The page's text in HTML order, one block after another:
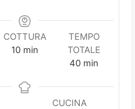
COTTURA
10m
u
min
TEMPO
TOTALE
40m
n
u
min
CUCINA